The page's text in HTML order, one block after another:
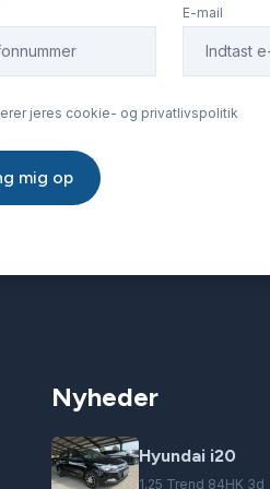
E-mail
jeres cookie- og privatlivspolitik
mig op
Nyheder
Hyundai i20
1,25 Trend 84HK 3d